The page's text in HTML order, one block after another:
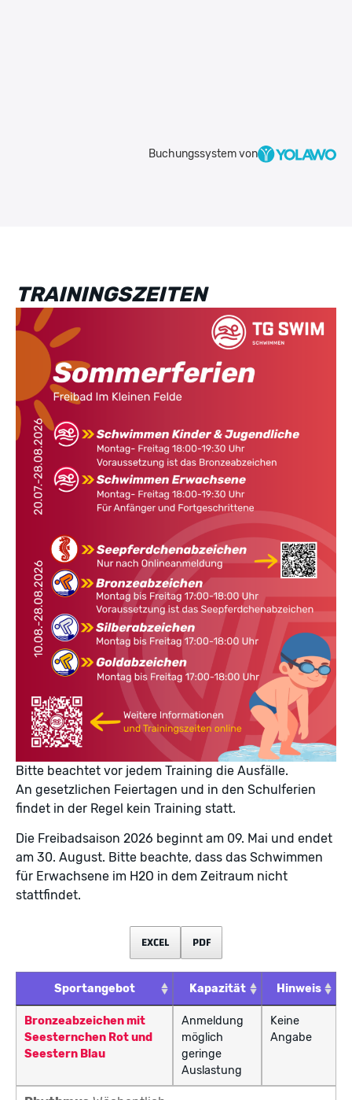
Buchungssystem von
TRAININGSZEITEN
Bitte beachtet vor jedem Training die Ausfälle.
An gesetzlichen Feiertagen und in den Schulferien
findet in der Regel kein Training statt.
Die Freibadsaison 2026 beginnt am 09. Mai und endet
am 30. August. Bitte beachte, dass das Schwimmen
für Erwachsene im H2O in dem Zeitraum nicht
stattfindet.
EXCEL PDF
Sportangebot Kapazität Hinweis
Bronzeabzeichen mit
Seesternchen Rot und
Seestern Blau
Anmeldung
möglich
geringe
Auslastung
Keine
Angabe